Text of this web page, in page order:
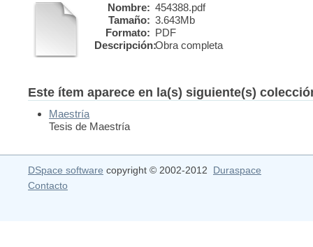
Nombre: 454388.pdf
Tamaño: 3.643Mb
Formato: PDF
Descripción:Obra completa
Este ítem aparece en la(s) siguiente(s)
Maestría
Tesis de Maestría
DSpace software copyright © 2002-2012 Duraspace
Contacto